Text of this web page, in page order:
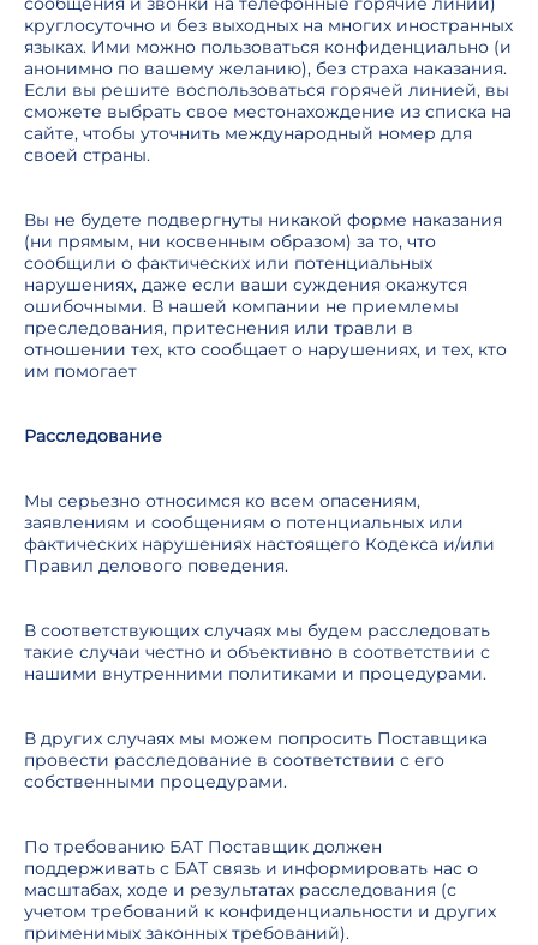
круглосуточно и без выходных на многих иностранных
языках. Ими можно пользоваться конфиденциально (и
анонимно по вашему желанию), без страха наказания.
Если вы решите воспользоваться горячей линией, вы
сможете выбрать свое местонахождение из списка на
сайте, чтобы уточнить международный номер для
своей страны.
Вы не будете подвергнуты никакой форме наказания
(ни прямым, ни косвенным образом) за то, что
сообщили о фактических или потенциальных
нарушениях, даже если ваши суждения окажутся
ошибочными. В нашей компании не приемлемы
преследования, притеснения или травли в
отношении тех, кто сообщает о нарушениях, и тех, кто
им помогает
Расследование
Мы серьезно относимся ко всем опасениям,
заявлениям и сообщениям о потенциальных или
фактических нарушениях настоящего Кодекса и/или
Правил делового поведения.
В соответствующих случаях мы будем расследовать
такие случаи честно и объективно в соответствии с
нашими внутренними политиками и процедурами.
В других случаях мы можем попросить Поставщика
провести расследование в соответствии с его
собственными процедурами.
По требованию БАТ Поставщик должен
поддерживать с БАТ связь и информировать нас о
масштабах, ходе и результатах расследования (с
учетом требований к конфиденциальности и других
применимых законных требований).